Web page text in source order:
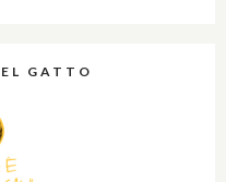
GATTO